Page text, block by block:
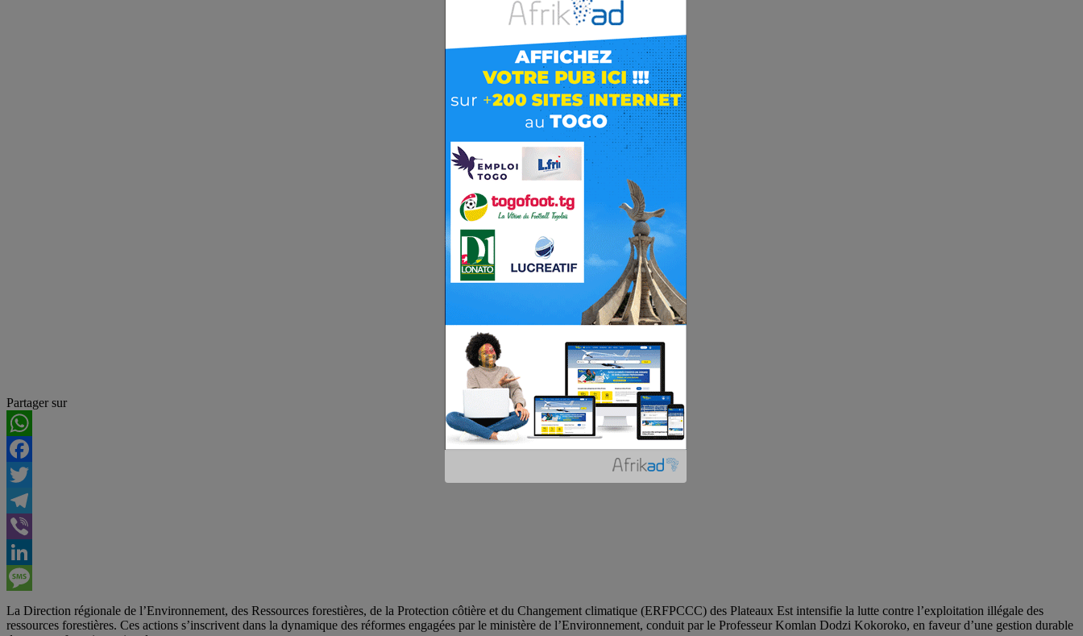
Partager sur
WhatsApp
Facebook
Twitter
Telegram
Viber
LinkedIn
Message
La Direction régionale de l’Environnement, des Ressources forestières, de la Protection côtière et du Changement climatique (ERFPCCC) des Plateaux Est intensifie la lutte contre l’exploitation illégale des
ressources forestières. Ces actions s’inscrivent dans la dynamique des réformes engagées par le ministère de l’Environnement, conduit par le Professeur Komlan Dodzi Kokoroko, en faveur d’une gestion durable